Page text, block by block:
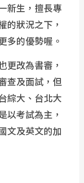
新生，擅長專
的狀況之下，
多的優勢喔。
更改為書審，
查及面試，但
綜大、台北大
以考試為主，
文及英文的加